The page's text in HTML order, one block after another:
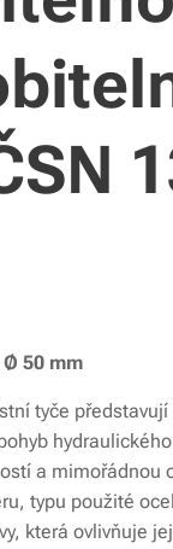
Ø 50 mm
tyče
a mimořádnou
typu použité
která ovlivňuje